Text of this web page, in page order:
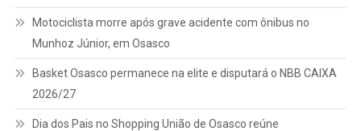
Motociclista morre após grave acidente com ônibus no
Munhoz Júnior, em Osasco
Basket Osasco permanece na elite e disputará o NBB CAIXA
2026/27
Dia dos Pais no Shopping União de Osasco reúne